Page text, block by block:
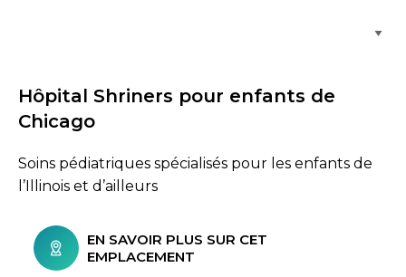
Hôpital Shriners pour enfants de
Chicago
Soins pédiatriques spécialisés pour les enfants de
l’Illinois et d’ailleurs
EN SAVOIR PLUS SUR CET
EMPLACEMENT